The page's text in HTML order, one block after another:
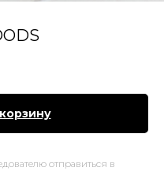
отправиться в